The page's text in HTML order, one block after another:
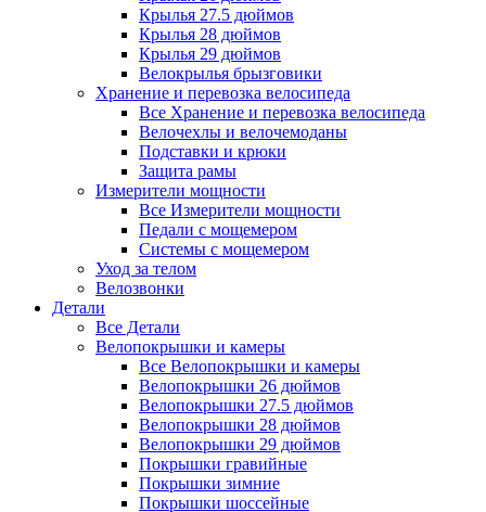
Крылья 27.5 дюймов
Крылья 28 дюймов
Крылья 29 дюймов
Велокрылья брызговики
Хранение и перевозка велосипеда
Все Хранение и перевозка велосипеда
Велочехлы и велочемоданы
Подставки и крюки
Защита рамы
Измерители мощности
Все Измерители мощности
Педали с мощемером
Системы с мощемером
Уход за телом
Велозвонки
Детали
Все Детали
Велопокрышки и камеры
Все Велопокрышки и камеры
Велопокрышки 26 дюймов
Велопокрышки 27.5 дюймов
Велопокрышки 28 дюймов
Велопокрышки 29 дюймов
Покрышки гравийные
Покрышки зимние
Покрышки шоссейные